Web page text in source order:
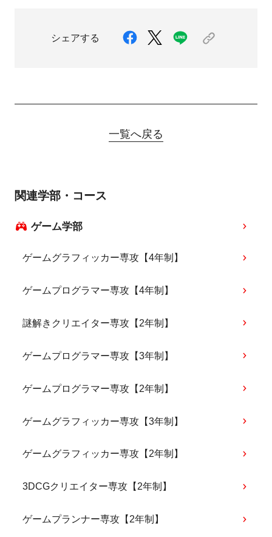
シェアする
一覧へ戻る
関連学部・コース
ゲーム学部
ゲームグラフィッカー専攻【4年制】
ゲームプログラマー専攻【4年制】
謎解きクリエイター専攻【2年制】
ゲームプログラマー専攻【3年制】
ゲームプログラマー専攻【2年制】
ゲームグラフィッカー専攻【3年制】
ゲームグラフィッカー専攻【2年制】
3DCGクリエイター専攻【2年制】
ゲームプランナー専攻【2年制】